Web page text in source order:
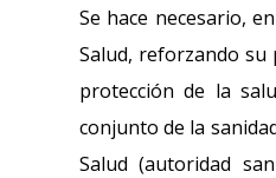
Se hace necesario,
Salud, reforzando su
protección de la
conjunto de la
Salud (autoridad